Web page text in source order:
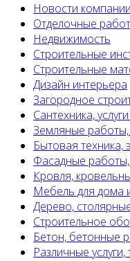
Новости компании
Отделочные
Недвижимость
Строительные
Строительные
Дизайн интерьера
Загородное
Сантехника,
Земляные
Бытовая техника,
Фасадные
Кровля,
Мебель для дома
Дерево,
Строительное
Бетон, бетонные
Различные услуги,